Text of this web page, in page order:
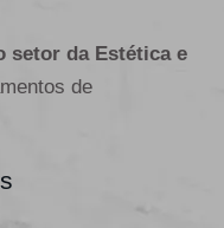
setor da Estética e
de